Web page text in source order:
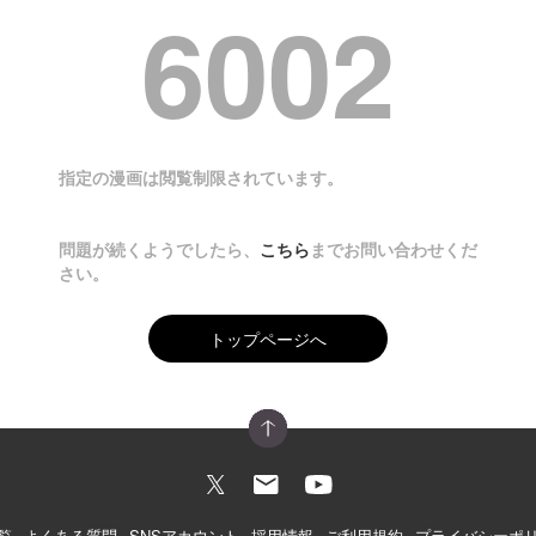
6002
指定の漫画は閲覧制限されています。
問題が続くようでしたら、 こちらまでお問い合わせくだ
さい。
トップページへ